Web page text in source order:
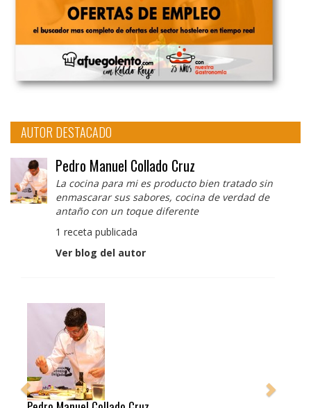
AUTOR DESTACADO
Pedro Manuel Collado Cruz
La cocina para mi es producto bien tratado sin
enmascarar sus sabores, cocina de verdad de
antaño con un toque diferente
1 receta publicada
Ver blog del autor